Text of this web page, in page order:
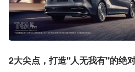
2大尖点，打造"人无我有"的绝